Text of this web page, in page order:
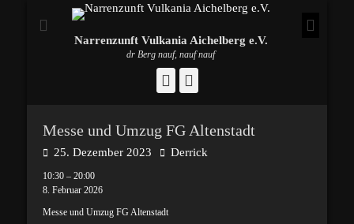
Narrenzunft Vulkania Aichelberg e.V.
dr Berg nauf, nauf nauf
Facebook
Messe und Umzug FG Altenstadt
Posted25. Dezember 2023 AutorDerrick
Messe
und
FG
10:30 – 20:00
8. Februar 2026
Messe und Umzug FG Altenstadt